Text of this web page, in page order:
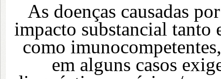
As doenças causadas
impacto substancial tanto
como
em alguns casos